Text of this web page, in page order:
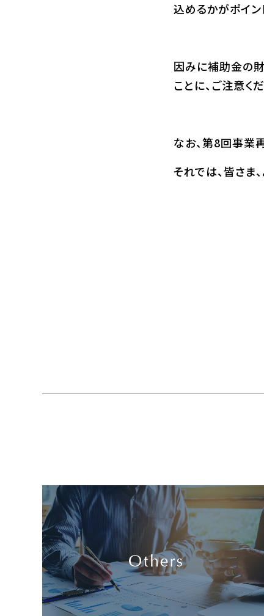
込めるかがポイン
因みに補助金の
ことに、ご注意く
なお、第8回事業
それでは、皆さま